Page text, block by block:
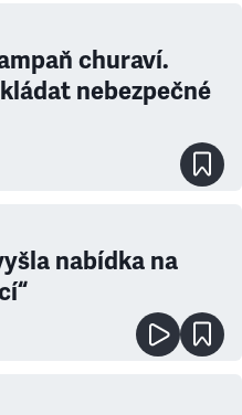
churaví.
nebezpečné
nabídka na